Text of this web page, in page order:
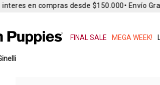
FINAL SALE MEGA WEEK!
en compras desde $150.000• Envío